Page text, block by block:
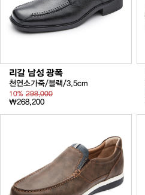
리갈 남성 광폭
천연소가죽/블랙/3.5cm
10% 298,000
₩268,200